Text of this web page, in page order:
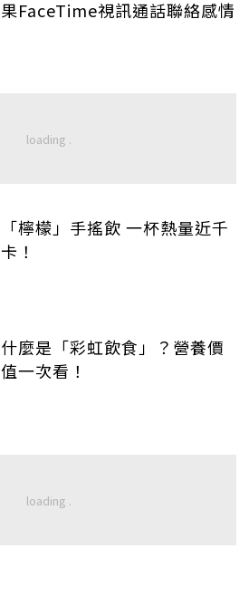
果FaceTime視訊通話聯絡感情
「檸檬」手搖飲 一杯熱量近千
卡！
什麼是「彩虹飲食」？營養價
值一次看！